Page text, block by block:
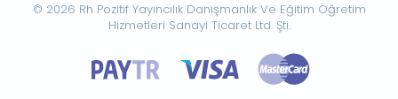
© 2026 Rh Pozitif Yayıncılık Danışmanlık Ve Eğitim Öğretim
Hizmetleri Sanayi Ticaret Ltd. Şti.